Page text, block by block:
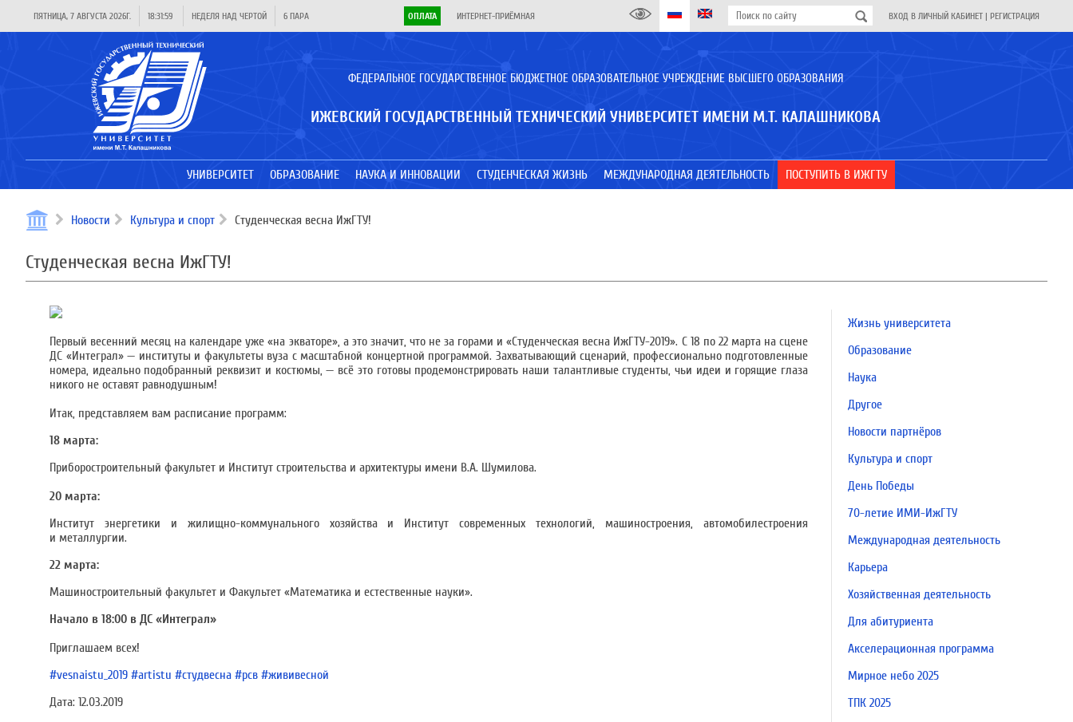
ПЯТНИЦА, 7 АВГУСТА 2026Г. 18:31:59 НЕДЕЛЯ НАД ЧЕРТОЙ 6 ПАРА ОПЛАТА ИНТЕРНЕТ-ПРИЁМНАЯ ВХОД В ЛИЧНЫЙ КАБИНЕТ | РЕГИСТРАЦИЯ
ФЕДЕРАЛЬНОЕ ГОСУДАРСТВЕННОЕ БЮДЖЕТНОЕ ОБРАЗОВАТЕЛЬНОЕ УЧРЕЖДЕНИЕ ВЫСШЕГО ОБРАЗОВАНИЯ
ИЖЕВСКИЙ ГОСУДАРСТВЕННЫЙ ТЕХНИЧЕСКИЙ УНИВЕРСИТЕТ ИМЕНИ М.Т. КАЛАШНИКОВА
УНИВЕРСИТЕТ ОБРАЗОВАНИЕ НАУКА И ИННОВАЦИИ СТУДЕНЧЕСКАЯ ЖИЗНЬ МЕЖДУНАРОДНАЯ ДЕЯТЕЛЬНОСТЬ ПОСТУПИТЬ В ИЖГТУ
Новости Культура и спорт Студенческая весна ИжГТУ!
Студенческая весна ИжГТУ!
Первый весенний месяц на календаре уже «на экваторе», а это значит, что не за горами и «Студенческая весна ИжГТУ-2019». С 18 по 22 марта на сцене
ДС «Интеграл» — институты и факультеты вуза с масштабной концертной программой. Захватывающий сценарий, профессионально подготовленные
номера, идеально подобранный реквизит и костюмы, — всё это готовы продемонстрировать наши талантливые студенты, чьи идеи и горящие глаза
никого не оставят равнодушным!
Итак, представляем вам расписание программ:
18 марта:
Приборостроительный факультет и Институт строительства и архитектуры имени В.А. Шумилова.
20 марта:
Институт энергетики и жилищно-коммунального хозяйства и Институт современных технологий, машиностроения, автомобилестроения
и металлургии.
22 марта:
Машиностроительный факультет и Факультет «Математика и естественные науки».
Начало в 18:00 в ДС «Интеграл»
Приглашаем всех!
#vesnaistu_2019 #artistu #студвесна #рсв #жививесной
Дата: 12.03.2019
Жизнь университета
Образование
Наука
Другое
Новости партнёров
Культура и спорт
День Победы
70-летие ИМИ-ИжГТУ
Международная деятельность
Карьера
Хозяйственная деятельность
Для абитуриента
Акселерационная программа
Мирное небо 2025
ТПК 2025